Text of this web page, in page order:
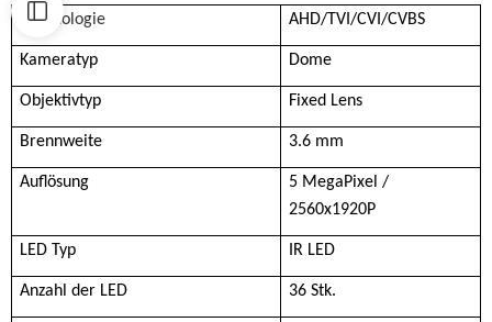
Technologie AHD/TVI/CVI/CVBS
Kameratyp Dome
Objektivtyp Fixed Lens
Brennweite 3.6 mm
Auflösung
5 MegaPixel /
2560x1920P
LED Typ IR LED
Anzahl der LED 36 Stk.